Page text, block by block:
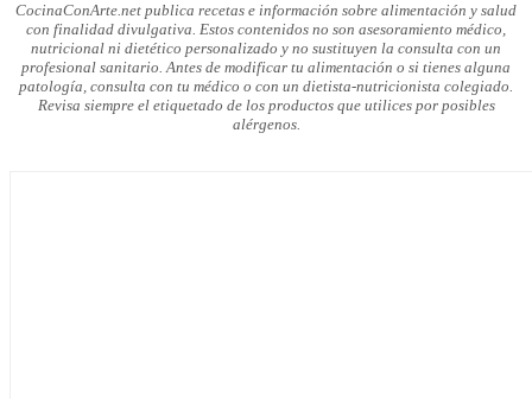
CocinaConArte.net publica recetas e información sobre alimentación y salud
con finalidad divulgativa. Estos contenidos no son asesoramiento médico,
nutricional ni dietético personalizado y no sustituyen la consulta con un
profesional sanitario. Antes de modificar tu alimentación o si tienes alguna
patología, consulta con tu médico o con un dietista-nutricionista colegiado.
Revisa siempre el etiquetado de los productos que utilices por posibles
alérgenos.